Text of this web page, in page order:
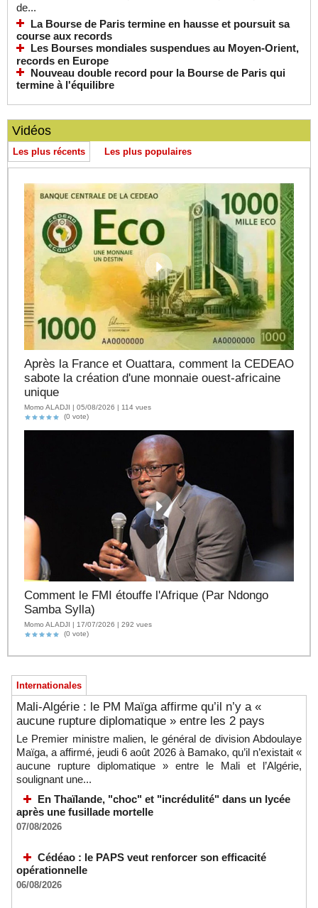
de...
La Bourse de Paris termine en hausse et poursuit sa
course aux records
Les Bourses mondiales suspendues au Moyen-Orient,
records en Europe
Nouveau double record pour la Bourse de Paris qui
termine à l'équilibre
Vidéos
Les plus récents Les plus populaires
Après la France et Ouattara, comment la CEDEAO
sabote la création d'une monnaie ouest-africaine
unique
Momo ALADJI | 05/08/2026 | 114 vues
(0 vote)
Comment le FMI étouffe l'Afrique (Par Ndongo
Samba Sylla)
Momo ALADJI | 17/07/2026 | 292 vues
(0 vote)
Internationales
Mali-Algérie : le PM Maïga affirme qu’il n’y a «
aucune rupture diplomatique » entre les 2 pays
Le Premier ministre malien, le général de division Abdoulaye
Maïga, a affirmé, jeudi 6 août 2026 à Bamako, qu’il n’existait «
aucune rupture diplomatique » entre le Mali et l’Algérie,
soulignant une...
En Thaïlande, "choc" et "incrédulité" dans un lycée
après une fusillade mortelle
07/08/2026
Cédéao : le PAPS veut renforcer son efficacité
opérationnelle
06/08/2026